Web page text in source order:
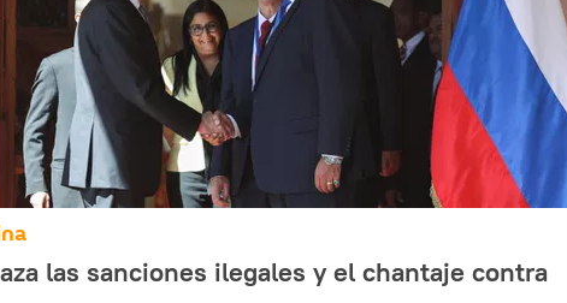
las sanciones ilegales y el chantaje contra